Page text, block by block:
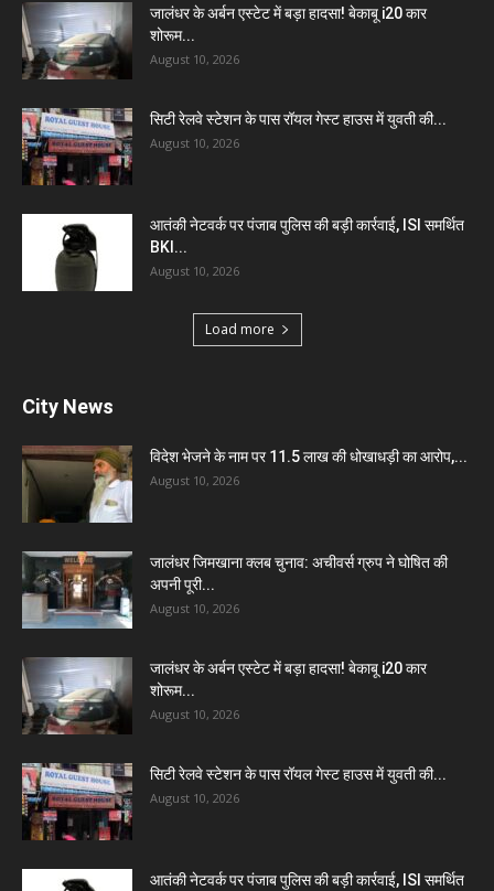
जालंधर के अर्बन एस्टेट में बड़ा हादसा! बेकाबू i20 कार
शोरूम...
August 10, 2026
सिटी रेलवे स्टेशन के पास रॉयल गेस्ट हाउस में युवती की...
August 10, 2026
आतंकी नेटवर्क पर पंजाब पुलिस की बड़ी कार्रवाई, ISI समर्थित
BKI...
August 10, 2026
Load more
City News
विदेश भेजने के नाम पर 11.5 लाख की धोखाधड़ी का आरोप,...
August 10, 2026
जालंधर जिमखाना क्लब चुनाव: अचीवर्स ग्रुप ने घोषित की
अपनी पूरी...
August 10, 2026
जालंधर के अर्बन एस्टेट में बड़ा हादसा! बेकाबू i20 कार
शोरूम...
August 10, 2026
सिटी रेलवे स्टेशन के पास रॉयल गेस्ट हाउस में युवती की...
August 10, 2026
आतंकी नेटवर्क पर पंजाब पुलिस की बड़ी कार्रवाई, ISI समर्थित